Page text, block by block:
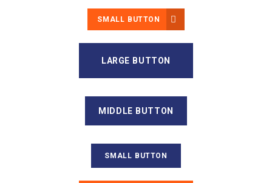
SMALL BUTTON
LARGE BUTTON
MIDDLE BUTTON
SMALL BUTTON